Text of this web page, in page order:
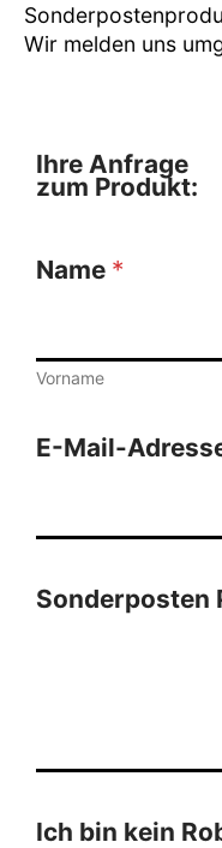
Wir melden uns
Ihre Anfrage
zum Produkt:
Name *
Vorname
E-Mail-
Sonderposten
Ich bin kein